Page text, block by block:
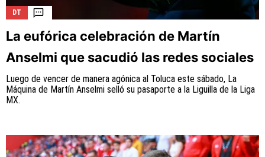
La aceptación de una de las ofertas presentadas en esta
puede influir en cómo y dónde aparecen los operadores de
juego en la página y en el orden en que aparecen, pero no
DT
La eufórica celebración de Martín
Anselmi que sacudió las redes sociales
Luego de vencer de manera agónica al Toluca este sábado, La
Máquina de Martín Anselmi selló su pasaporte a la Liguilla de la Liga
MX.